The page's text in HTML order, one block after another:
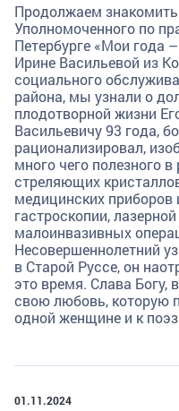
Продолжаем
Уполномоченного по
Петербурге «Мои года
Ирине Васильевой из
социального
района, мы узнали о
плодотворной жизни
Васильевичу 93 года,
рационализировал,
много чего полезного
стреляющих
медицинских приборов
гастроскопии,
малоинвазивных
Несовершеннолетний
в Старой Руссе, он
это время. Слава
свою любовь, которую
одной женщине и к
01.11.2024